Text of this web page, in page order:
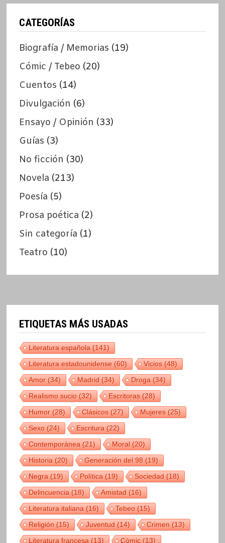
CATEGORÍAS
Biografía / Memorias (19)
Cómic / Tebeo (20)
Cuentos (14)
Divulgación (6)
Ensayo / Opinión (33)
Guías (3)
No ficción (30)
Novela (213)
Poesía (5)
Prosa poética (2)
Sin categoría (1)
Teatro (10)
ETIQUETAS MÁS USADAS
Literatura española(141)
Literatura estadounidense(60) Vicios(48)
Amor(34) Madrid(34) Droga(34)
Realismo sucio(32) Escritoras(28)
Humor(28) Clásicos(27) Mujeres(25)
Sexo(24) Escritura(22)
Contemporánea(21) Moral(20)
Historia(20) Generación del 98(19)
Negra(19) Política(19) Sociedad(18)
Delincuencia(18) Amistad(16)
Literatura italiana(16) Tebeo(15)
Religión(15) Juventud(14) Crimen(13)
Literatura francesa(13) Cómic(13)